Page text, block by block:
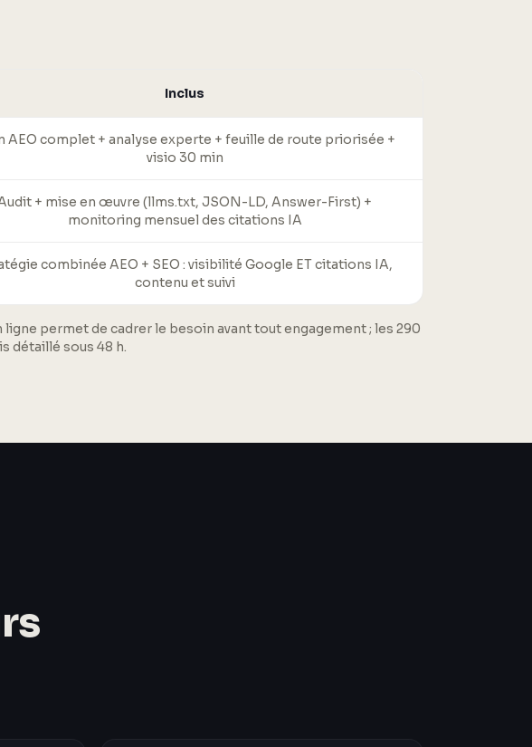
Inclus
AEO complet + analyse experte + feuille de route priorisée +
visio 30 min
+ mise en œuvre (llms.txt, JSON-LD, Answer-First) +
monitoring mensuel des citations IA
combinée AEO + SEO : visibilité Google ET citations IA,
contenu et suivi
permet de cadrer le besoin avant tout engagement ; les 290
détaillé sous 48 h.